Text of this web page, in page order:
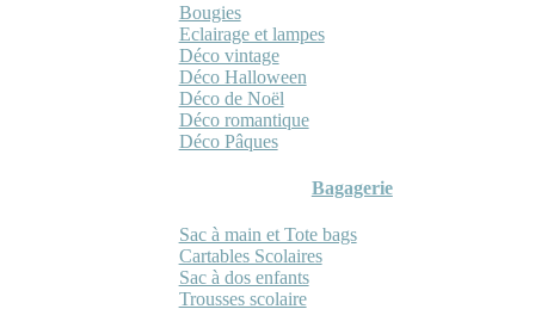
Bougies
Eclairage et lampes
Déco vintage
Déco Halloween
Déco de Noël
Déco romantique
Déco Pâques
Bagagerie
Sac à main et Tote bags
Cartables Scolaires
Sac à dos enfants
Trousses scolaire